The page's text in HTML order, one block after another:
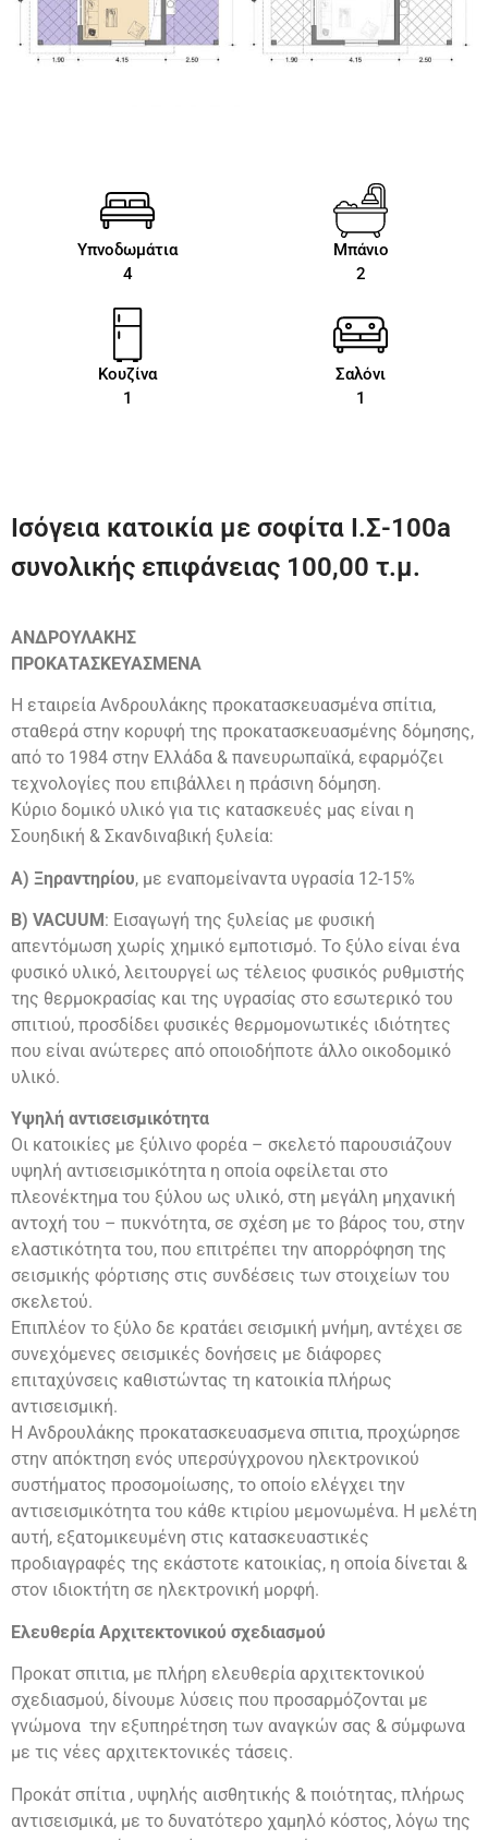
Υπνοδωμάτια
4
Μπάνιο
2
Κουζίνα
1
Σαλόνι
1
Ισόγεια κατοικία με σοφίτα Ι.Σ-100a
συνολικής επιφάνειας 100,00 τ.μ.
ΑΝΔΡΟΥΛΑΚΗΣ
ΠΡΟΚΑΤΑΣΚΕΥΑΣΜΕΝΑ
Η εταιρεία Ανδρουλάκης προκατασκευασμένα σπίτια,
σταθερά στην κορυφή της προκατασκευασμένης δόμησης,
από το 1984 στην Ελλάδα & πανευρωπαϊκά, εφαρμόζει
τεχνολογίες που επιβάλλει η πράσινη δόμηση.
Κύριο δομικό υλικό για τις κατασκευές μας είναι η
Σουηδική & Σκανδιναβική ξυλεία:
Α) Ξηραντηρίου, με εναπομείναντα υγρασία 12-15%
Β) VACUUM: Εισαγωγή της ξυλείας με φυσική
απεντόμωση χωρίς χημικό εμποτισμό. Το ξύλο είναι ένα
φυσικό υλικό, λειτουργεί ως τέλειος φυσικός ρυθμιστής
της θερμοκρασίας και της υγρασίας στο εσωτερικό του
σπιτιού, προσδίδει φυσικές θερμομονωτικές ιδιότητες
που είναι ανώτερες από οποιοδήποτε άλλο οικοδομικό
υλικό.
Υψηλή αντισεισμικότητα
Οι κατοικίες με ξύλινο φορέα – σκελετό παρουσιάζουν
υψηλή αντισεισμικότητα η οποία οφείλεται στο
πλεονέκτημα του ξύλου ως υλικό, στη μεγάλη μηχανική
αντοχή του – πυκνότητα, σε σχέση με το βάρος του, στην
ελαστικότητα του, που επιτρέπει την απορρόφηση της
σεισμικής φόρτισης στις συνδέσεις των στοιχείων του
σκελετού.
Επιπλέον το ξύλο δε κρατάει σεισμική μνήμη, αντέχει σε
συνεχόμενες σεισμικές δονήσεις με διάφορες
επιταχύνσεις καθιστώντας τη κατοικία πλήρως
αντισεισμική.
Η Ανδρουλάκης προκατασκευασμενα σπιτια, προχώρησε
στην απόκτηση ενός υπερσύγχρονου ηλεκτρονικού
συστήματος προσομοίωσης, το οποίο ελέγχει την
αντισεισμικότητα του κάθε κτιρίου μεμονωμένα. Η μελέτη
αυτή, εξατομικευμένη στις κατασκευαστικές
προδιαγραφές της εκάστοτε κατοικίας, η οποία δίνεται &
στον ιδιοκτήτη σε ηλεκτρονική μορφή.
Ελευθερία Αρχιτεκτονικού σχεδιασμού
Προκατ σπιτια, με πλήρη ελευθερία αρχιτεκτονικού
σχεδιασμού, δίνουμε λύσεις που προσαρμόζονται με
γνώμονα την εξυπηρέτηση των αναγκών σας & σύμφωνα
με τις νέες αρχιτεκτονικές τάσεις.
Προκάτ σπίτια , υψηλής αισθητικής & ποιότητας, πλήρως
αντισεισμικά, με το δυνατότερο χαμηλό κόστος, λόγω της